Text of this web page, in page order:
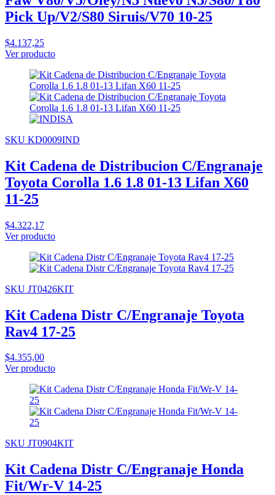
Pick Up/V2/S80 Siruis/V70 10-25
$4.137,25
Ver producto
SKU KD0009IND
Kit Cadena de Distribucion C/Engranaje
Toyota Corolla 1.6 1.8 01-13 Lifan X60
11-25
$4.322,17
Ver producto
SKU JT0426KIT
Kit Cadena Distr C/Engranaje Toyota
Rav4 17-25
$4.355,00
Ver producto
SKU JT0904KIT
Kit Cadena Distr C/Engranaje Honda
Fit/Wr-V 14-25